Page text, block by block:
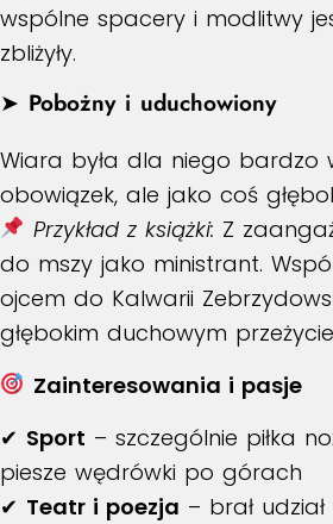
wspólne spacery i modlitwy
zbliżyły.
➤ Pobożny i uduchowiony
Wiara była dla niego bardzo
obowiązek, ale jako coś
Przykład z książki: Z
do mszy jako ministrant.
ojcem do Kalwarii
głębokim duchowym
Zainteresowania i pasje
✔ Sport – szczególnie piłka
piesze wędrówki po górach
✔ Teatr i poezja – brał